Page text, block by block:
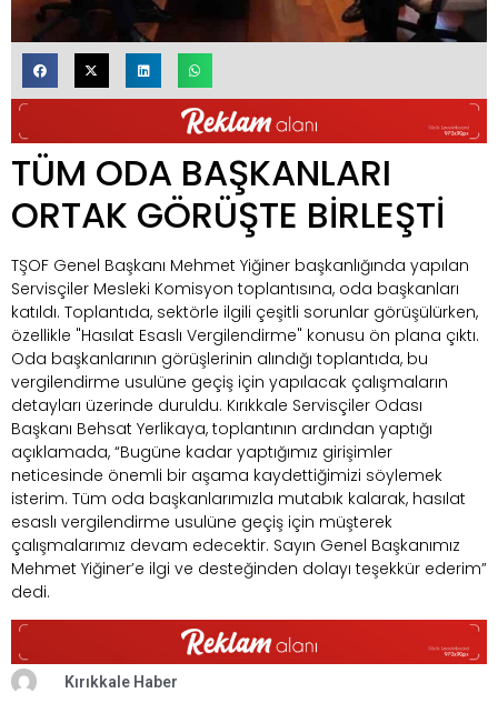
TÜM ODA BAŞKANLARI
ORTAK GÖRÜŞTE BİRLEŞTİ
TŞOF Genel Başkanı Mehmet Yiğiner başkanlığında yapılan
Servisçiler Mesleki Komisyon toplantısına, oda başkanları
katıldı. Toplantıda, sektörle ilgili çeşitli sorunlar görüşülürken,
özellikle "Hasılat Esaslı Vergilendirme" konusu ön plana çıktı.
Oda başkanlarının görüşlerinin alındığı toplantıda, bu
vergilendirme usulüne geçiş için yapılacak çalışmaların
detayları üzerinde duruldu. Kırıkkale Servisçiler Odası
Başkanı Behsat Yerlikaya, toplantının ardından yaptığı
açıklamada, “Bugüne kadar yaptığımız girişimler
neticesinde önemli bir aşama kaydettiğimizi söylemek
isterim. Tüm oda başkanlarımızla mutabık kalarak, hasılat
esaslı vergilendirme usulüne geçiş için müşterek
çalışmalarımız devam edecektir. Sayın Genel Başkanımız
Mehmet Yiğiner’e ilgi ve desteğinden dolayı teşekkür ederim”
dedi.
Kırıkkale Haber